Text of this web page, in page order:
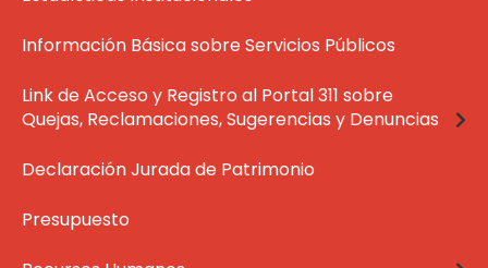
Información Básica sobre Servicios Públicos
Link de Acceso y Registro al Portal 311 sobre
Quejas, Reclamaciones, Sugerencias y Denuncias
Declaración Jurada de Patrimonio
Presupuesto